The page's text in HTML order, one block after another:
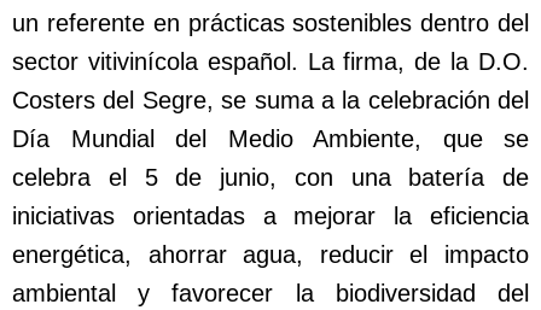
un referente en prácticas sostenibles dentro del
sector vitivinícola español. La firma, de la D.O.
Costers del Segre, se suma a la celebración del
Día Mundial del Medio Ambiente, que se
celebra el 5 de junio, con una batería de
iniciativas orientadas a mejorar la eficiencia
energética, ahorrar agua, reducir el impacto
ambiental y favorecer la biodiversidad del